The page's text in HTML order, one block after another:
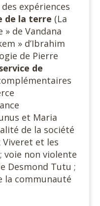
expériences
de la terre (La
de Vandana
» d’Ibrahim
de Pierre
de
et Maria
de la société
et les
voie non violente
Desmond Tutu ;
la communauté